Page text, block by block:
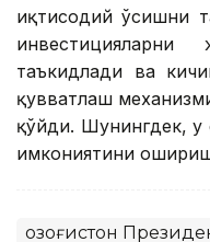
иқтисодий ўсишни
таъкидлади ва
қувватлаш
қўйди. Шунингдек,
имкониятини
Қозоғистон